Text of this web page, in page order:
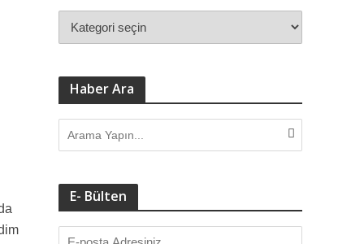
günlerdeyiz.
sundu.Haber Ara
E- Bülten